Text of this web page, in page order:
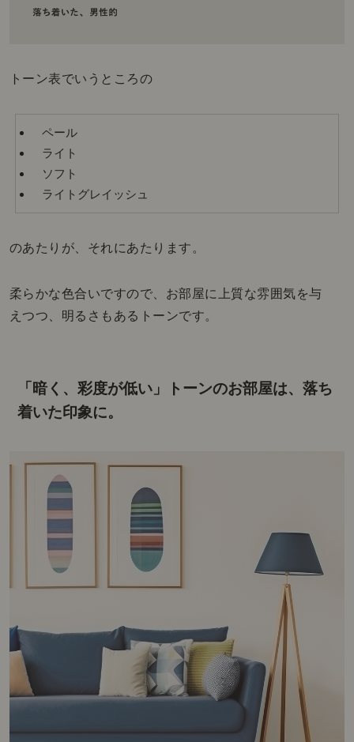
トーン表でいうところの
ペール
ライト
ソフト
ライトグレイッシュ
のあたりが、それにあたります。
柔らかな色合いですので、お部屋に上質な雰囲気を与
えつつ、明るさもあるトーンです。
「暗く、彩度が低い」トーンのお部屋は、落ち
着いた印象に。